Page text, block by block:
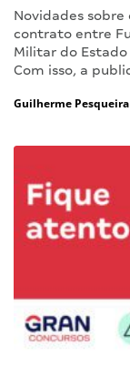
Novidades sobre
contrato entre
Militar do Estado
Com isso, a
Guilherme Pesqueira